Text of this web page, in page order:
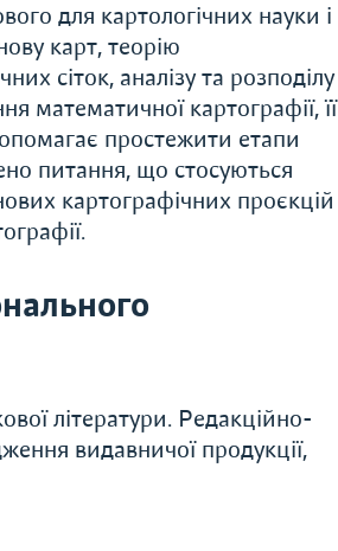
для картологічних науки і
карт, теорію
сіток, аналізу та розподілу
математичної картографії, її
простежити етапи
питання, що стосуються
картографічних проєкцій
літератури. Редакційно-
видавничої продукції,